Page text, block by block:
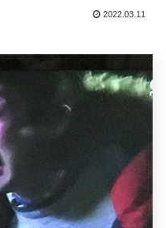
2022.03.11